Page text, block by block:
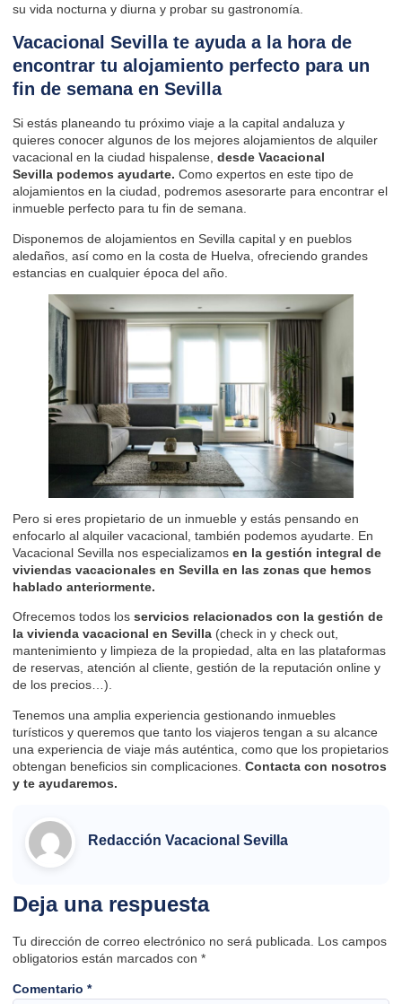
su vida nocturna y diurna y probar su gastronomía.
Vacacional Sevilla te ayuda a la hora de
encontrar tu alojamiento perfecto para un
fin de semana en Sevilla
Si estás planeando tu próximo viaje a la capital andaluza y
quieres conocer algunos de los mejores alojamientos de alquiler
vacacional en la ciudad hispalense, desde Vacacional
Sevilla podemos ayudarte. Como expertos en este tipo de
alojamientos en la ciudad, podremos asesorarte para encontrar el
inmueble perfecto para tu fin de semana.
Disponemos de alojamientos en Sevilla capital y en pueblos
aledaños, así como en la costa de Huelva, ofreciendo grandes
estancias en cualquier época del año.
Pero si eres propietario de un inmueble y estás pensando en
enfocarlo al alquiler vacacional, también podemos ayudarte. En
Vacacional Sevilla nos especializamos en la gestión integral de
viviendas vacacionales en Sevilla en las zonas que hemos
hablado anteriormente.
Ofrecemos todos los servicios relacionados con la gestión de
la vivienda vacacional en Sevilla (check in y check out,
mantenimiento y limpieza de la propiedad, alta en las plataformas
de reservas, atención al cliente, gestión de la reputación online y
de los precios…).
Tenemos una amplia experiencia gestionando inmuebles
turísticos y queremos que tanto los viajeros tengan a su alcance
una experiencia de viaje más auténtica, como que los propietarios
obtengan beneficios sin complicaciones. Contacta con nosotros
y te ayudaremos.
Redacción Vacacional Sevilla
Deja una respuesta
Tu dirección de correo electrónico no será publicada.
Los campos
obligatorios están marcados con *
Comentario *